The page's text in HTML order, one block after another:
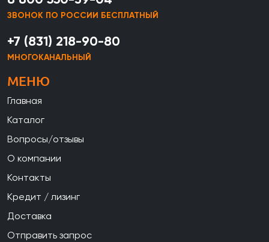
ЗВОНОК ПО РОССИИ БЕСПЛАТНЫЙ
+7 (831) 218-90-80
МНОГОКАНАЛЬНЫЙ
МЕНЮ
Главная
Каталог
Вопросы/отзывы
О компании
Контакты
Кредит / лизинг
Доставка
Отправить запрос